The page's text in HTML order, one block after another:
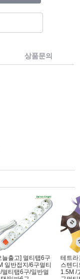
상품문의
늘출고] 멀티탭6구
일반접지/6구멀티
멀티탭6구/일반멀
테트라
스텐
1.5M /